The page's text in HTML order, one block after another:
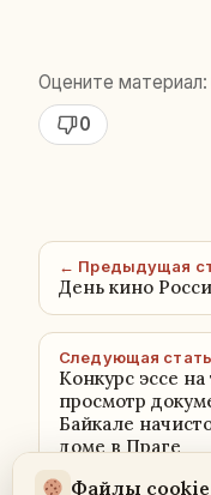
Оцените материал:
0
← Предыдущая
День кино
Следующая
Конкурс эссе
просмотр
Байкале
доме в Праге
Файлы cookie